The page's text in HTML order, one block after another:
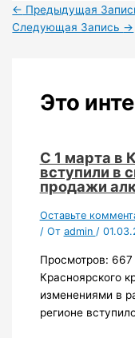
← Предыдущая
Следующая Запись →
Это
С 1 марта в
вступили в
продажи
Оставьте
/ От admin /
Просмотров: 667
Красноярского
изменениями в
регионе